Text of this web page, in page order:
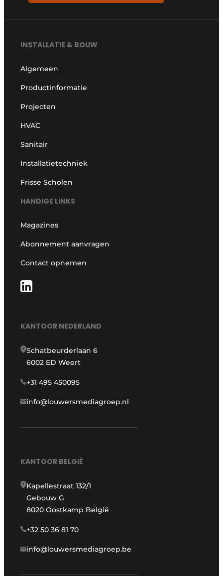
INSTALLATIE & BOUW
Algemeen
Productinformatie
Projecten
HVAC
Sanitair
Installatietechniek
Frisse Scholen
HANDIGE LINKS
Magazines
Abonnement aanvragen
Contact opnemen
KANTOOR NEDERLAND
Schatbeurderlaan 6
6002 ED Weert
+31 495 450095
info@louwersmediagroep.nl
KANTOOR BELGIË
Kapellestraat 132/1
Gebouw G
8020 Oostkamp België
+32 50 36 81 70
info@louwersmediagroep.be